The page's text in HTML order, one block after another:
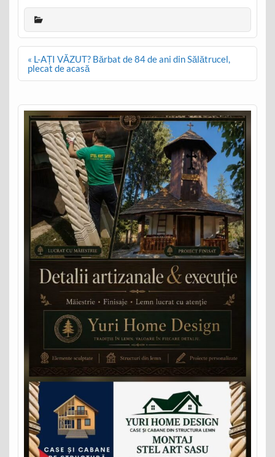
Post
navigation
« L-AȚI VĂZUT? Bărbat de 84 de ani din Sălătrucel,
plecat de acasă